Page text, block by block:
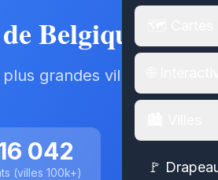
🚩
Belgique
grandes villes de
042
(villes 100k+)